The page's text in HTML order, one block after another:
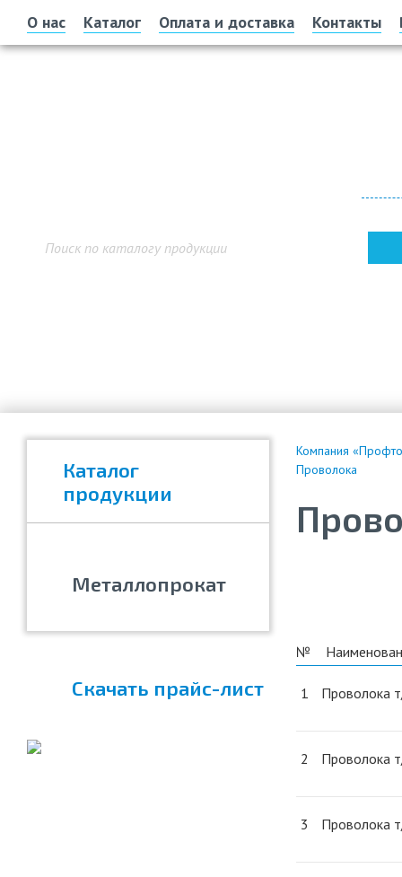
О нас Каталог Оплата и доставка Контакты
Каталог
продукции
Металлопрокат
Скачать прайс-лист
Компания
Проволока
№
1 Проволока
2 Проволока
3 Проволока